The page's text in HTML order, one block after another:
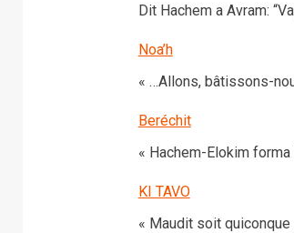
Dit Hachem a Avram:
Noa’h
« …Allons, bâtissons-
Beréchit
« Hachem-Elokim
KI TAVO
« Maudit soit